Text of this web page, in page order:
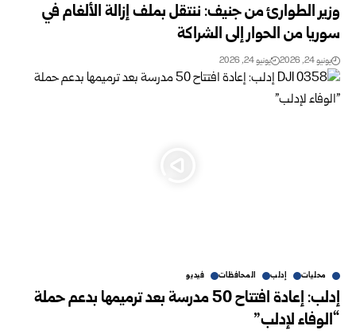
وزير الطوارئ من جنيف: ننتقل بملف إزالة الألغام في
سوريا من الحوار إلى الشراكة
يونيو 24, 2026 يونيو 24, 2026
محليات إدلب المحافظات فيديو
إدلب: إعادة افتتاح 50 مدرسة بعد ترميمها بدعم حملة
“الوفاء لإدلب”